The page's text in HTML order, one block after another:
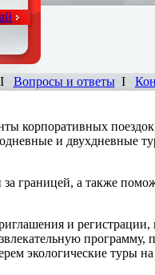
I Вопросы и ответыI
корпоративных
и двухдневные
границей, а также
и регистрации,
программу,
экологические туры